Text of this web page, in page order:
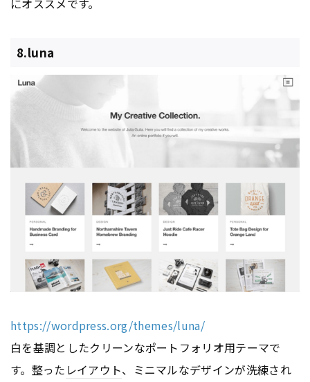
8.luna
https://wordpress.org/themes/luna/
白を基調としたクリーンなポートフォリオ用テーマで
す。整った レイアウト、ミニマルなデザインが洗練され